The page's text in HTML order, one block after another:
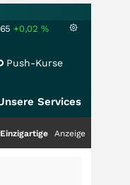
+0,02 %
Push-Kurse
Services
zieht die Top-Dogs an!
Anzeige